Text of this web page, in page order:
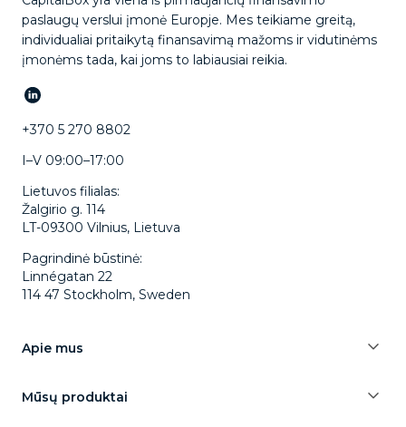
paslaugų verslui įmonė Europje. Mes teikiame greitą,
individualiai pritaikytą finansavimą mažoms ir vidutinėms
įmonėms tada, kai joms to labiausiai reikia.
+370 5 270 8802
I–V 09:00–17:00
Lietuvos filialas:
Žalgirio g. 114
LT-09300 Vilnius, Lietuva
Pagrindinė būstinė:
Linnégatan 22
114 47 Stockholm, Sweden
Apie mus
Mūsų produktai